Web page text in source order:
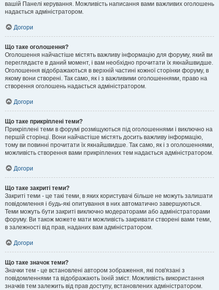
вашій Панелі керування. Можливість написання вами важливих оголошень
надається адміністратором.
Догори
Що таке оголошення?
Оголошення найчастіше містять важливу інформацію для форуму, який ви
переглядаєте в даний момент, і вам необхідно прочитати їх якнайшвидше.
Оголошення відображаються в верхній частині кожної сторінки форуму, в
якому вони створені. Так само, як і з важливими оголошеннями, право на
створення оголошень надається адміністратором.
Догори
Що таке прикріплені теми?
Прикріплені теми в форумі розміщуються під оголошеннями і виключно на
першій сторінці. Вони найчастіше містять досить важливу інформацію,
тому ви повинні прочитати їх якнайшвидше. Так само, як і з оголошеннями,
можливість створення вами прикріплених тем надається адміністратором.
Догори
Що таке закриті теми?
Закриті теми - це такі теми, в яких користувачі більше не можуть залишати
повідомлення і будь-які опитування в них автоматично завершуються.
Теми можуть бути закриті виключно модераторами або адміністраторами
форуму. Ви також можете мати можливість закривати створені вами теми,
в залежності від прав, наданих вам адміністратором.
Догори
Що таке значок теми?
Значки тем - це встановлені автором зображення, які пов'язані з
повідомленнями та відображають їхній зміст. Можливість використання
значків тем залежить від прав доступу, встановлених адміністратором.